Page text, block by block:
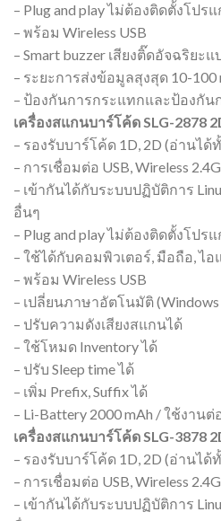
– Plug and play ไม่ต้องติดตั้งโปร
– พร้อม Wireless USB
– Smart buzzer เสียงติ๊ดอัจฉริยะ
– ระยะการส่งข้อมูลสุงสุด 10-100
– ป้องกันการกระแทกและป้องกัน
เครื่องสแกนบาร์โค้ด SLG-2878
– รองรับบาร์โค้ด 1D, 2D (อ่านได้
– การเชื่อมต่อ USB, Wireless 2.4G
– เข้ากันได้กับระบบปฏิบัติการ
อื่นๆ
– Plug and play ไม่ต้องติดตั้งโปร
– ใช้ได้กับคอมพิวเตอร์, มือถือ, ไอ
– พร้อม Wireless USB
– เปลี่ยนภาษาอัตโนมัติ (Windows
– ปรับความดังเสียงสแกนได้
– ใช้โหมด Inventory ได้
– ปรับ Sleep time ได้
– เพิ่ม Prefix, Suffix ได้
– Li-Battery 2000 mAh / ใช้งานต่
เครื่องสแกนบาร์โค้ด SLG-3878
– รองรับบาร์โค้ด 1D, 2D (อ่านได้
– การเชื่อมต่อ USB, Wireless 2.4G
– เข้ากันได้กับระบบปฏิบัติการ